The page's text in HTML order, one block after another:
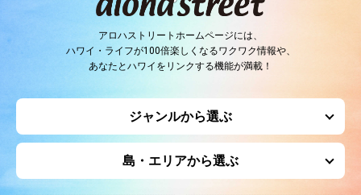
アロハストリートホームページには、
ハワイ・ライフが100倍楽しくなるワクワク情報や、
あなたとハワイをリンクする機能が満載！
ジャンルから選ぶ
島・エリアから選ぶ